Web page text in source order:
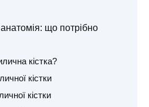
що потрібно
кістка?
кістки
кістки